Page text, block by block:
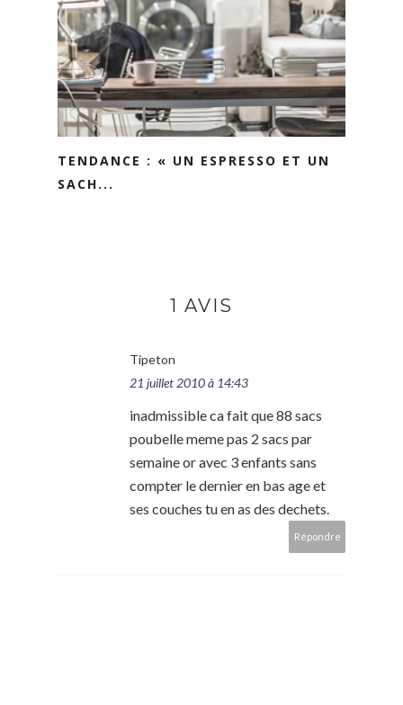
TENDANCE : « UN ESPRESSO ET UN
SACH...
1 AVIS
Tipeton
21 juillet 2010 à 14:43
inadmissible ca fait que 88 sacs
poubelle meme pas 2 sacs par
semaine or avec 3 enfants sans
compter le dernier en bas age et
ses couches tu en as des dechets.
Répondre